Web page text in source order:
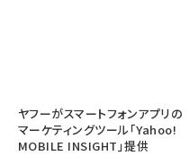
ヤフーがスマートフォンアプリの
マーケティングツール「Yahoo!
MOBILE INSIGHT」提供